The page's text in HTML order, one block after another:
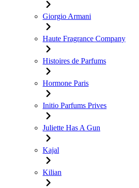
Giorgio Armani
Haute Fragrance Company
Histoires de Parfums
Hormone Paris
Initio Parfums Prives
Juliette Has A Gun
Kajal
Kilian